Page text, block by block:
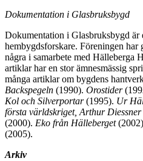
Dokumentation i Glasbruksbygd
Dokumentation i Glasbruksbygd är
hembygdsforskare. Föreningen har
några i samarbete med Hälleberga
artiklar har en stor ämnesmässig
många artiklar om bygdens
Backspegeln (1990). Orostider
Kol och Silverportar(1995). Ur
första världskriget, Arthur Diessner
(2000). Eko från Hälleberget
(2005).
Arkiv